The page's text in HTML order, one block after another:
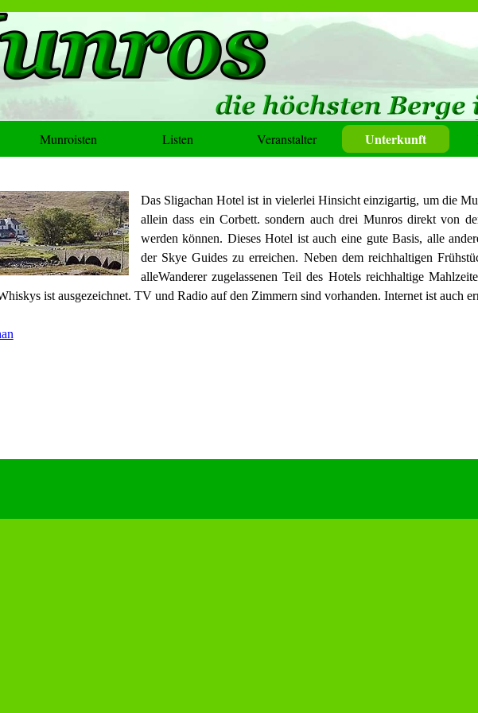
Munroisten Listen Veranstalter Unterkunft
Das Sligachan Hotel ist in vielerlei Hinsicht einzigartig, um die
allein dass ein Corbett. sondern auch drei Munros direkt von
werden können. Dieses Hotel ist auch eine gute Basis, alle
der Skye Guides zu erreichen. Neben dem reichhaltigen
alleWanderer zugelassenen Teil des Hotels reichhaltige
ist ausgezeichnet. TV und Radio auf den Zimmern sind vorhanden. Internet ist auch